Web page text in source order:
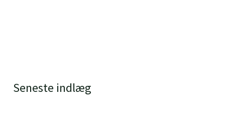
Seneste indlæg